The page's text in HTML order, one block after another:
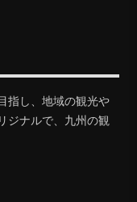
指し、地域の観光や
ジナルで、九州の観